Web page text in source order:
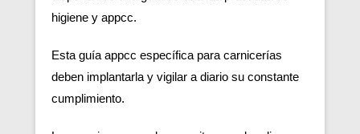
higiene y appcc.
Esta guía appcc específica para carnicerías
deben implantarla y vigilar a diario su constante
cumplimiento.